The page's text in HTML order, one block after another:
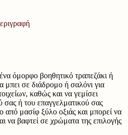
όμορφο βοηθητικό τραπεζάκι ή
μπει σε διάδρομο ή σαλόνι για
καθώς και να γεμίσει
σας ή του επαγγελματικού σας
μασίφ ξύλο οξιάς και μπορεί να
να βαφτεί σε χρώματα της επιλογής